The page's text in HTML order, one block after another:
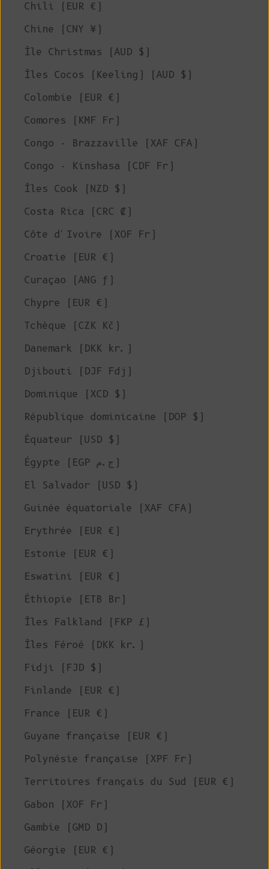
Chili (EUR €)
Chine (CNY ¥)
Île Christmas (AUD $)
Îles Cocos (Keeling) (AUD $)
Colombie (EUR €)
Comores (KMF Fr)
Congo - Brazzaville (XAF CFA)
Congo - Kinshasa (CDF Fr)
Îles Cook (NZD $)
Costa Rica (CRC ₡)
Côte d'Ivoire (XOF Fr)
Croatie (EUR €)
Curaçao (ANG ƒ)
Chypre (EUR €)
Tchèque (CZK Kč)
Danemark (DKK kr.)
Djibouti (DJF Fdj)
Dominique (XCD $)
République dominicaine (DOP $)
Équateur (USD $)
Égypte (EGP ج.م)
El Salvador (USD $)
Guinée équatoriale (XAF CFA)
Erythrée (EUR €)
Estonie (EUR €)
Eswatini (EUR €)
Éthiopie (ETB Br)
Îles Falkland (FKP £)
Îles Féroé (DKK kr.)
Fidji (FJD $)
Finlande (EUR €)
France (EUR €)
Guyane française (EUR €)
Polynésie française (XPF Fr)
Territoires français du Sud (EUR €)
Gabon (XOF Fr)
Gambie (GMD D)
Géorgie (EUR €)